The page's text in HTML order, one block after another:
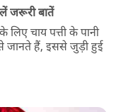
जरूरी बातें
चाय पत्ती के पानी
से जानते हैं, इससे जुड़ी हुई